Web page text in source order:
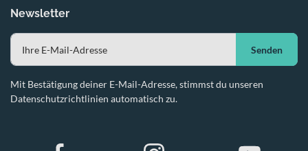
Newsletter
Senden
Mit Bestätigung deiner E-Mail-Adresse, stimmst du unseren
Datenschutzrichtlinien automatisch zu.